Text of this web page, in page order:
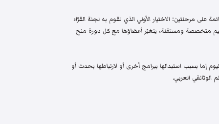
قائمة على مرحلتين: الاختيار الأولي الذي تقوم به لجنة القرّاء
متخصصة ومستقلة، يتغيّر أعضاؤها مع كل دورة منح
إما بسبب استبدالها ببرامج أخرى أو لارتباطها بحدث أو
الوثائقي العربي.